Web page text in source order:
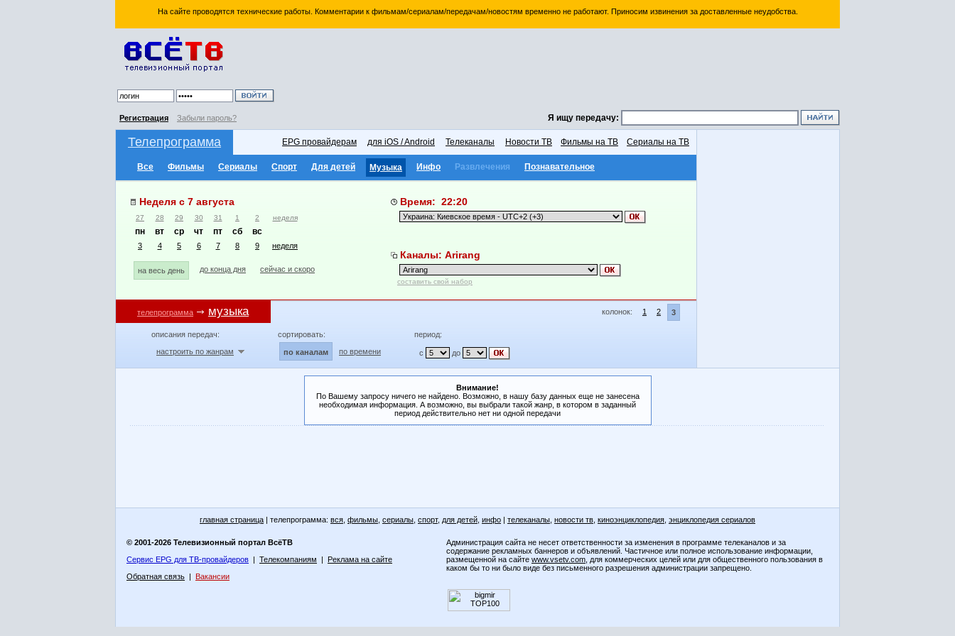
На сайте проводятся технические работы. Комментарии к фильмам/сериалам/передачам/новостям временно не работают. Приносим извинения за доставленные неудобства.
Регистрация Забыли пароль? Я ищу передачу:
Телепрограмма EPG провайдерам для iOS / Android Телеканалы Новости ТВ Фильмы на ТВ Сериалы на ТВ
Все Фильмы Сериалы Спорт Для детей Музыка Инфо Развлечения Познавательное
Неделя с 7 августа
27 28 29 30 31 1 2 неделя
пн вт ср чт пт сб вс
3 4 5 6 7 8 9 неделя
на весь день до конца дня сейчас и скоро
Время: 22:20
Каналы: Arirang
составить свой набор
телепрограмма музыка колонок: 1 2 3
описания передач:
настроить по жанрам
сортировать:
по каналам по времени
период:
с до
Внимание!
По Вашему запросу ничего не найдено. Возможно, в нашу базу данных еще не занесена
необходимая информация. А возможно, вы выбрали такой жанр, в котором в заданный
период действительно нет ни одной передачи
главная страница | телепрограмма: вся фильмы сериалы спорт, для детей инфо | телеканалы новости тв киноэнциклопедия энциклопедия сериалов
© 2001-2026 Телевизионный портал ВсёТВ
Сервис EPG для ТВ-провайдеров | Телекомпаниям | Реклама на сайте
Обратная связь | Вакансии
Администрация сайта не несет ответственности за изменения в программе телеканалов и за
содержание рекламных баннеров и объявлений. Частичное или полное использование информации,
размещенной на сайте www.vsetv.com , для коммерческих целей или для общественного пользования в
каком бы то ни было виде без письменного разрешения администрации запрещено.